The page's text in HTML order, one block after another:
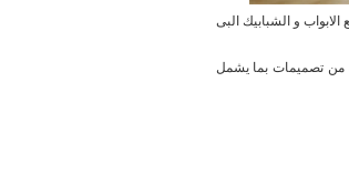
و الشبابيك البى
من تصميمات بما يشمل